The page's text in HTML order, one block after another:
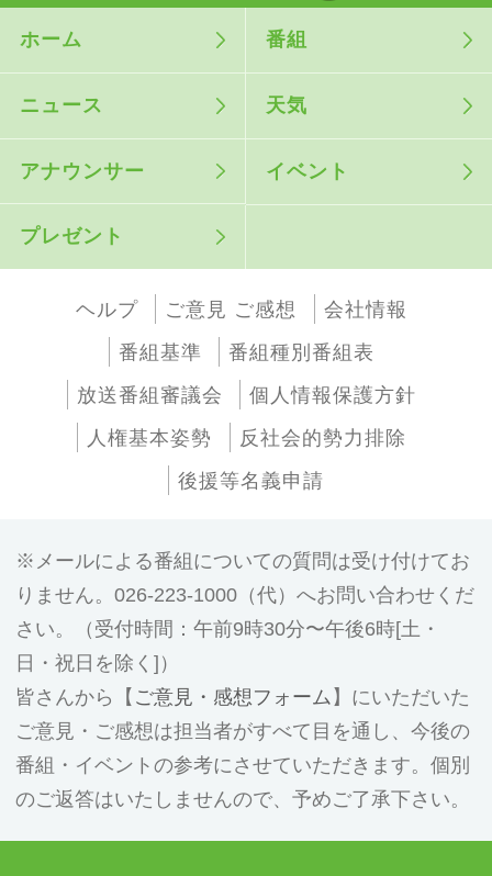
ホーム 番組
ニュース 天気
アナウンサー イベント
プレゼント
ヘルプ ご意見 ご感想
会社情報
番組基準
番組種別番組表
放送番組審議会
個人情報保護方針
人権基本姿勢
反社会的勢力排除
後援等名義申請
メールによる番組についての質問は受け付けてお
りません。026-223-1000（代）へお問い合わせくだ
さい。（受付時間：午前9時30分〜午後6時[土・
日・祝日を除く]）
皆さんから【 ご意見・感想フォーム 】にいただいた
ご意見・ご感想は担当者がすべて目を通し、今後の
番組・イベントの参考にさせていただきます。個別
のご返答はいたしませんので、予めご了承下さい。